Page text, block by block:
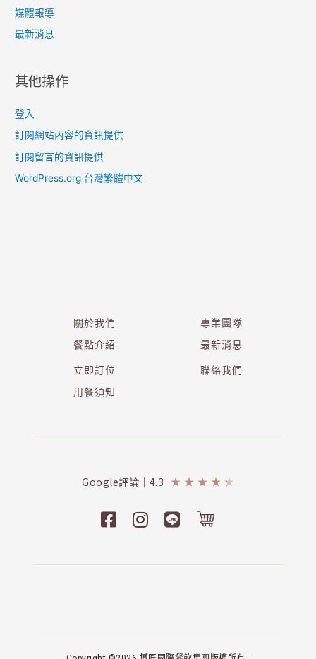
媒體報導
最新消息
其他操作
登入
訂閱網站內容的資訊提供
訂閱留言的資訊提供
WordPress.org 台灣繁體中文
關於我們
餐點介紹
專業團隊
最新消息
立即訂位
用餐須知
聯絡我們
Google評論｜4.3 ★ ★ ★ ★ ★